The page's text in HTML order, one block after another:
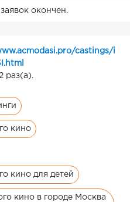
окончен.
castings/i
раз(а).
кино
кино для детей
кино в городе Москва